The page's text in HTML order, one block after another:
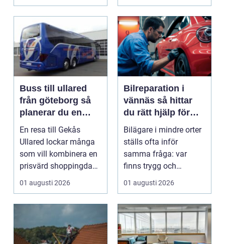
Buss till ullared
från göteborg så
planerar du en
smidig
shoppingdag
En resa till Gekås
Ullared lockar många
som vill kombinera en
prisvärd shoppingdag
med en enkel och ...
01 augusti 2026
Bilreparation i
vännäs så hittar
du rätt hjälp för
din bil
Bilägare i mindre orter
ställs ofta inför
samma fråga: var
finns trygg och
prisvärd hjälp när bilen
01 augusti 2026